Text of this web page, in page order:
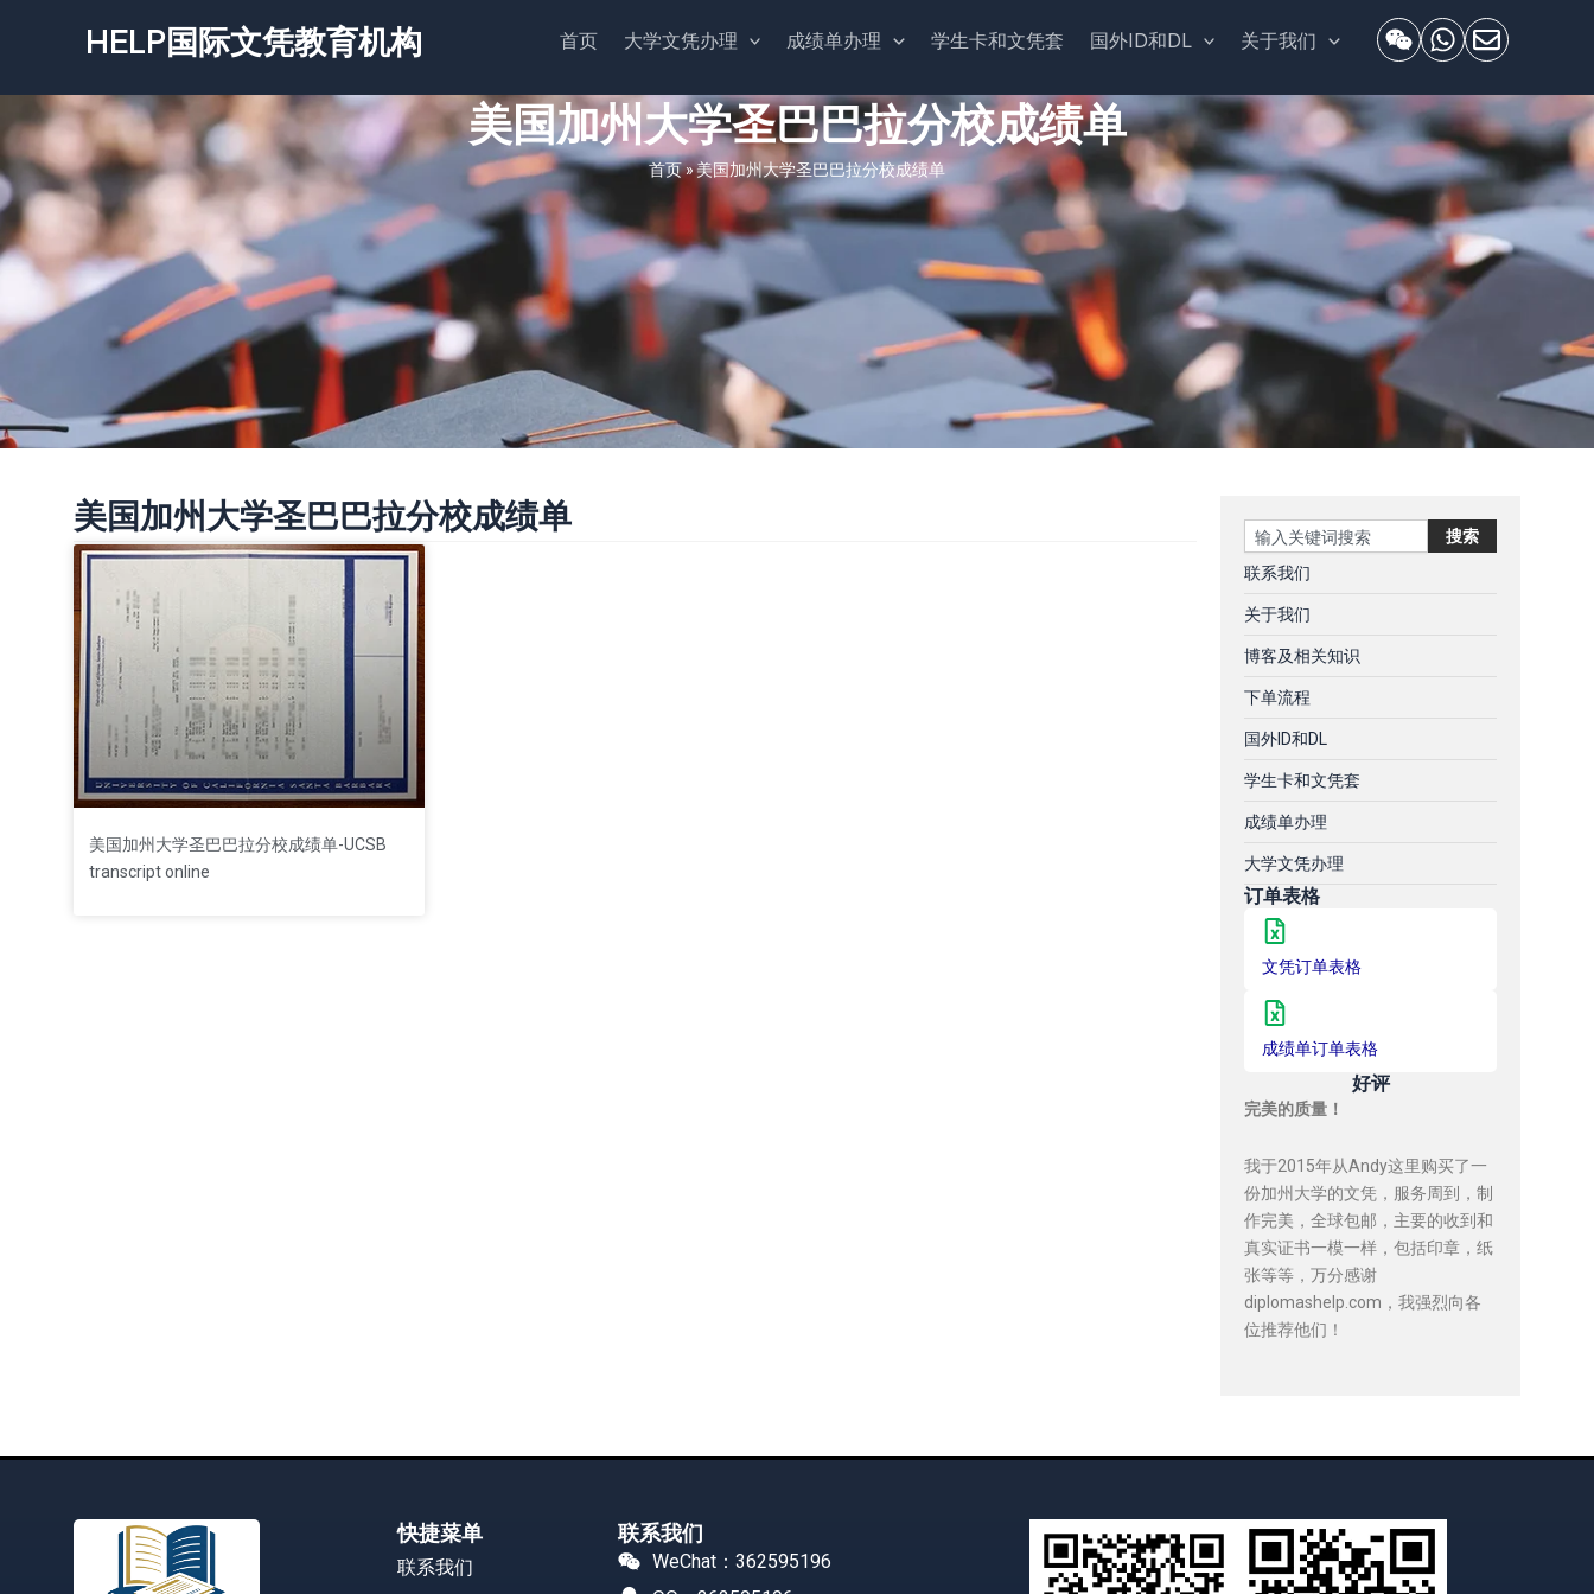
容
HELP国际文凭教育机构 首页 大学文凭办理 成绩单办理 学生卡和文凭套 国外ID和DL 关于我们
美国加州大学圣巴巴拉分校成绩单
首页»美国加州大学圣巴巴拉分校成绩单
美国加州大学圣巴巴拉分校成绩单
美国加州大学圣巴巴拉分校成绩单-UCSB
transcript online
Search 搜索
联系我们
关于我们
博客及相关知识
下单流程
国外ID和DL
学生卡和文凭套
成绩单办理
大学文凭办理
订单表格
文凭订单表格
成绩单订单表格
好评
完美的质量！
我于2015年从Andy这里购买了一
份加州大学的文凭，服务周到，制
作完美，全球包邮，主要的收到和
真实证书一模一样，包括印章，纸
张等等，万分感谢
diplomashelp.com，我强烈向各
位推荐他们！
快捷菜单
联系我们
联系我们
WeChat：362595196